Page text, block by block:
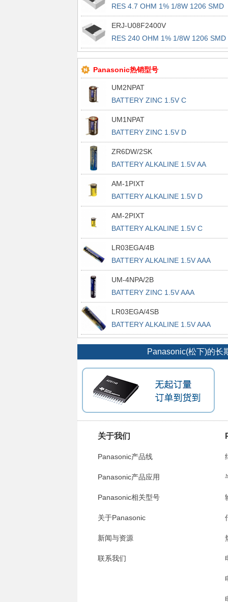
RES 4.7 OHM 1% 1/8W 1206 SMD
ERJ-U08F2400V
RES 240 OHM 1% 1/8W 1206 SMD
Panasonic热销型号
UM2NPAT
BATTERY ZINC 1.5V C
UM1NPAT
BATTERY ZINC 1.5V D
ZR6DW/2SK
BATTERY ALKALINE 1.5V AA
AM-1PIXT
BATTERY ALKALINE 1.5V D
AM-2PIXT
BATTERY ALKALINE 1.5V C
LR03EGA/4B
BATTERY ALKALINE 1.5V AAA
UM-4NPA/2B
BATTERY ZINC 1.5V AAA
LR03EGA/4SB
BATTERY ALKALINE 1.5V AAA
Panasonic(松下)的长
关于我们
Panasonic产品线
Panasonic产品应用
Panasonic相关型号
关于Panasonic
新闻与资源
联系我们